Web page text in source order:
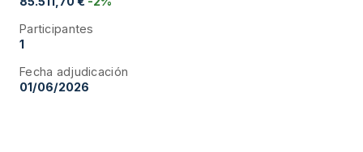
Participantes
1
Fecha adjudicación
01/06/2026